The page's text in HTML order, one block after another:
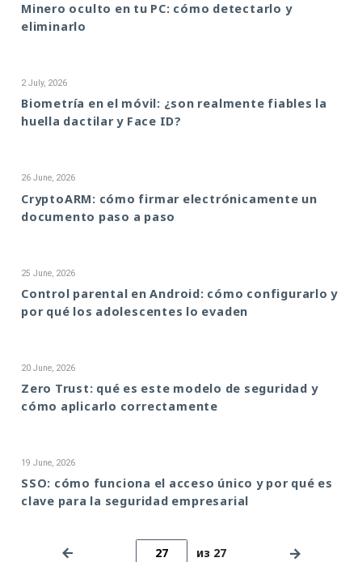
Minero oculto en tu PC: cómo detectarlo y
eliminarlo
2 July, 2026
Biometría en el móvil: ¿son realmente fiables la
huella dactilar y Face ID?
26 June, 2026
CryptoARM: cómo firmar electrónicamente un
documento paso a paso
25 June, 2026
Control parental en Android: cómo configurarlo y
por qué los adolescentes lo evaden
20 June, 2026
Zero Trust: qué es este modelo de seguridad y
cómo aplicarlo correctamente
19 June, 2026
SSO: cómo funciona el acceso único y por qué es
clave para la seguridad empresarial
из 27